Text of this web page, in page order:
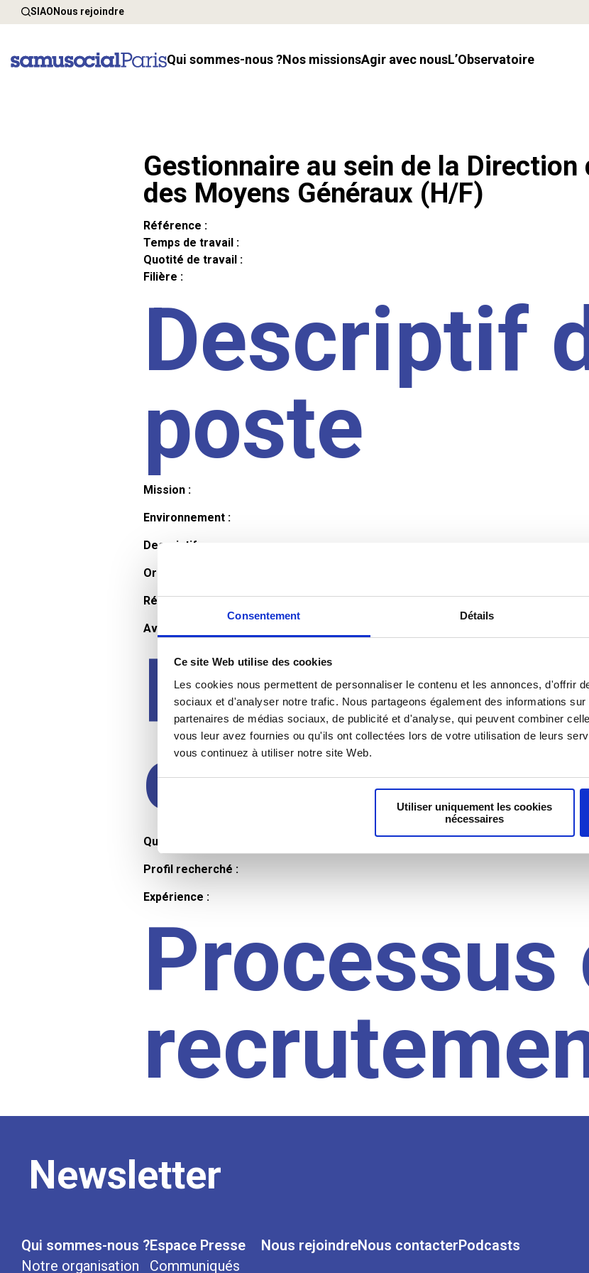
Consentement Détails
Ce site Web utilise des cookies
Les cookies nous permettent de personnaliser le contenu et les annonces, d'offrir
sociaux et d'analyser notre trafic. Nous partageons également des informations
partenaires de médias sociaux, de publicité et d'analyse, qui peuvent combiner
vous leur avez fournies ou qu'ils ont collectées lors de votre utilisation de leurs
vous continuez à utiliser notre site Web.
Utiliser uniquement les cookies
nécessaires
SIAONous rejoindre
Qui sommes-nous ? Nos missions Agir avec nous l’Observatoire
Gestionnaire au sein de la Direction
des Moyens Généraux (H/F)
Référence :
Temps de travail :
Quotité de travail :
Filière :
Descriptif
poste
Mission :
Environnement :
Descriptif :
Organisation et horaires :
Rémunération :
Avantages :
Profil du
candidat
Qualifications et diplômes :
Profil recherché :
Expérience :
Processus
Newsletter
Qui sommes-nous ?
Notre organisation
Espace Presse
Communiqués
Nous rejoindreNous contacterPodcasts